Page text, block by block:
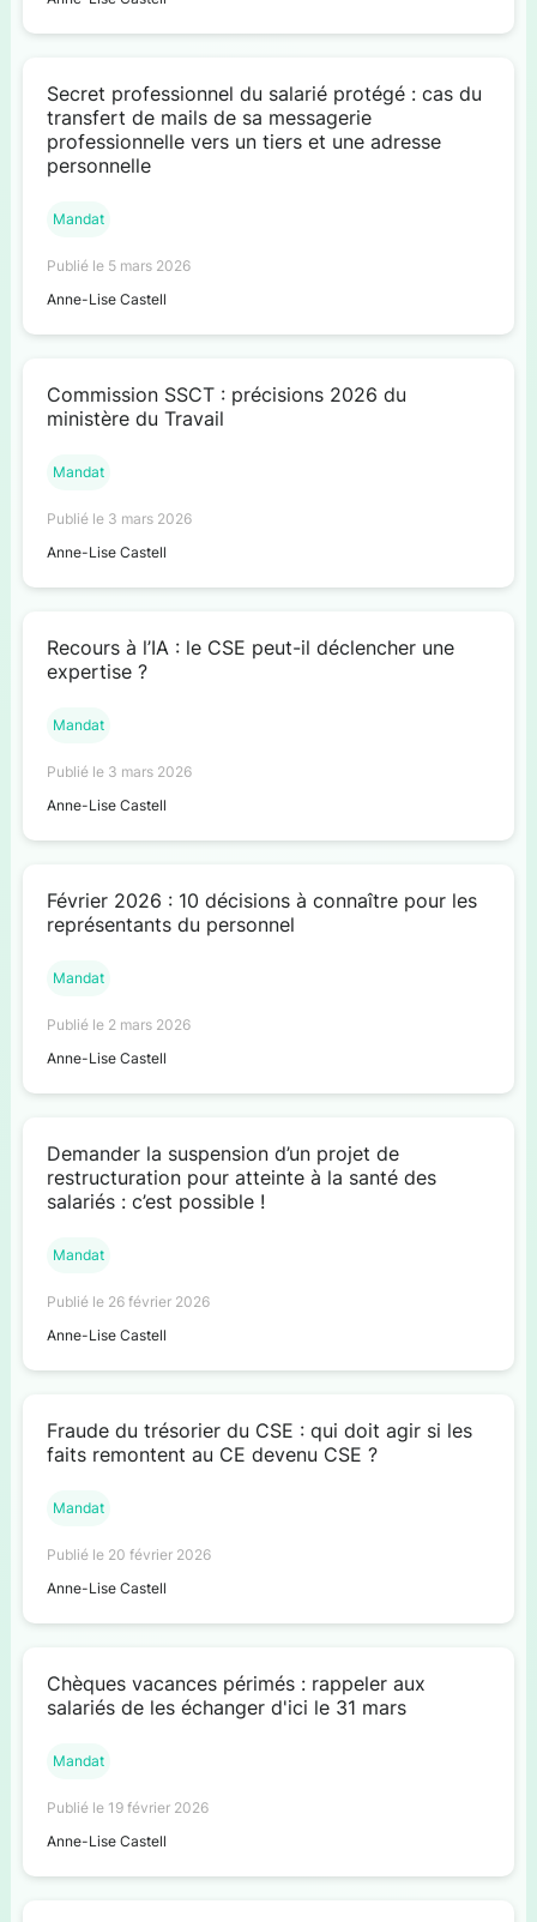
Secret professionnel du salarié protégé : cas du
transfert de mails de sa messagerie
professionnelle vers un tiers et une adresse
personnelle
Mandat
Publié le 5 mars 2026
Anne-Lise Castell
Commission SSCT : précisions 2026 du
ministère du Travail
Mandat
Publié le 3 mars 2026
Anne-Lise Castell
Recours à l’IA : le CSE peut-il déclencher une
expertise ?
Mandat
Publié le 3 mars 2026
Anne-Lise Castell
Février 2026 : 10 décisions à connaître pour les
représentants du personnel
Mandat
Publié le 2 mars 2026
Anne-Lise Castell
Demander la suspension d’un projet de
restructuration pour atteinte à la santé des
salariés : c’est possible !
Mandat
Publié le 26 février 2026
Anne-Lise Castell
Fraude du trésorier du CSE : qui doit agir si les
faits remontent au CE devenu CSE ?
Mandat
Publié le 20 février 2026
Anne-Lise Castell
Chèques vacances périmés : rappeler aux
salariés de les échanger d'ici le 31 mars
Mandat
Publié le 19 février 2026
Anne-Lise Castell